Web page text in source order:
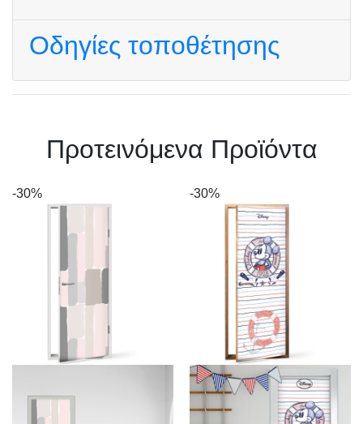
Οδηγίες τοποθέτησης
Πρoτεινόμενα Προϊόντα
-30% -30%